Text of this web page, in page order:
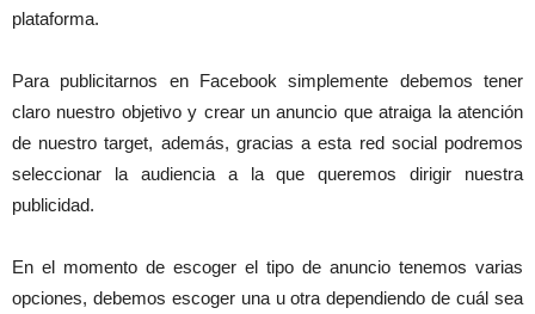
plataforma.
Para publicitarnos en Facebook simplemente debemos tener
claro nuestro objetivo y crear un anuncio que atraiga la atención
de nuestro target, además, gracias a esta red social podremos
seleccionar la audiencia a la que queremos dirigir nuestra
publicidad.
En el momento de escoger el tipo de anuncio tenemos varias
opciones, debemos escoger una u otra dependiendo de cuál sea